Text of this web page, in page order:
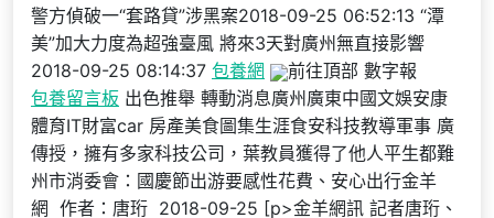
警方偵破一“套路貸”涉黑案2018-09-25 06:52:13 “潭
美”加大力度為超強臺風 將來3天對廣州無直接影響
2018-09-25 08:14:37 包養網
前往頂部 數字報
包養留言板 出色推舉 轉動消息廣州廣東中國文娛安康
體育IT財富car 房產美食圖集生涯食安科技教導軍事 廣
傳授，擁有多家科技公司，葉教員獲得了他人平生都難
州市消委會：國慶節出游要感性花費、安心出行金羊
網 作者：唐珩 2018-09-25 [p>金羊網訊 記者唐珩、